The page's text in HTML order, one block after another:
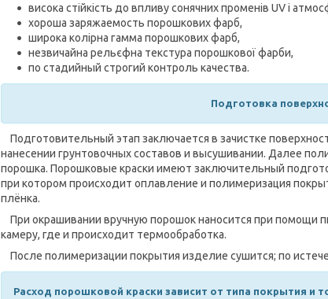
висока стійкість до впливу сонячних променів UV і
хороша заряжаемость порошкових фарб,
широка колірна гамма порошкових фарб,
незвичайна рельєфна текстура порошкової фарби,
по стадийный строгий контроль качества.
Подготовка п
Подготовительный этап заключается в зачистке
нанесении грунтовочных составов и высушивании. Далее
порошка. Порошковые краски имеют заключительный
при котором происходит оплавление и полимеризация
плёнка.
При окрашивании вручную порошок наносится при помощи
камеру, где и происходит термообработка.
После полимеризации покрытия изделие сушится; по
Расход порошковой краски зависит от типа покрытия и